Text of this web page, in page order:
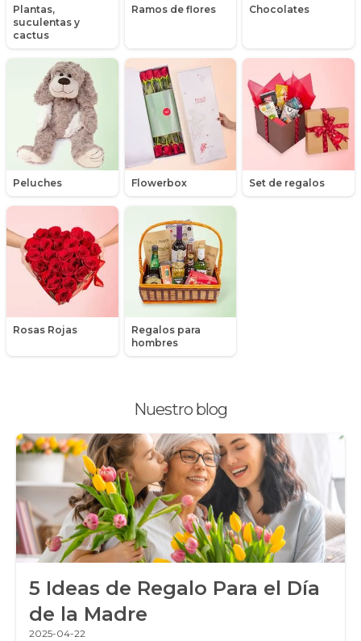
Plantas,
suculentas y
cactus
Ramos de flores Chocolates
Peluches Flowerbox Set de regalos
Rosas Rojas
Regalos para
hombres
Nuestro blog
5 Ideas de Regalo Para el Día
de la Madre
2025-04-22
Mensajes
Minirosas
Nacimiento de niños
Nacimientos
Orquídeas
Packs de productos
Peluches
Peonias
Promociones y Ofertas
Ramos de Flores
Ramos de Novia
Ramos de Rosas
Regalos a Domicilio
Regalos para Hombres
Regalos para niños